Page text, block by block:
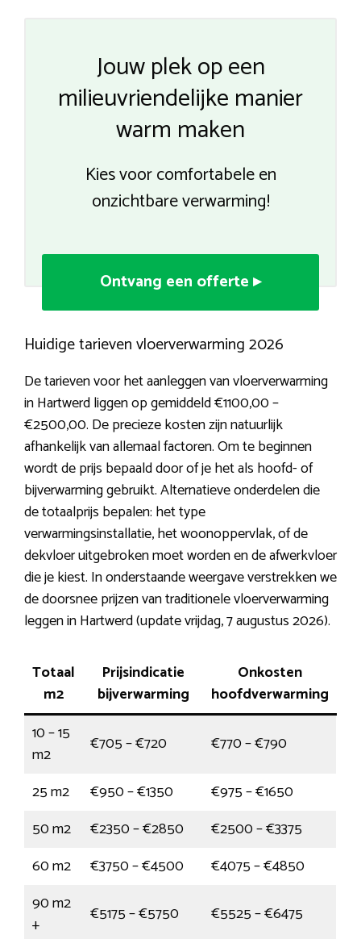
Jouw plek op een
milieuvriendelijke manier
warm maken
Kies voor comfortabele en
onzichtbare verwarming!
Ontvang een offerte ▸
Huidige tarieven vloerverwarming 2026
De tarieven voor het aanleggen van vloerverwarming
in Hartwerd liggen op gemiddeld €1100,00 –
€2500,00. De precieze kosten zijn natuurlijk
afhankelijk van allemaal factoren. Om te beginnen
wordt de prijs bepaald door of je het als hoofd- of
bijverwarming gebruikt. Alternatieve onderdelen die
de totaalprijs bepalen: het type
verwarmingsinstallatie, het woonoppervlak, of de
dekvloer uitgebroken moet worden en de afwerkvloer
die je kiest. In onderstaande weergave verstrekken we
de doorsnee prijzen van traditionele vloerverwarming
leggen in Hartwerd (update vrijdag, 7 augustus 2026).
Totaal
m2
Prijsindicatie
bijverwarming
Onkosten
hoofdverwarming
10 – 15
m2
€705 – €720
€770 – €790
25 m2
€950 – €1350
€975 – €1650
50 m2
€2350 – €2850
€2500 – €3375
60 m2
€3750 – €4500
€4075 – €4850
90 m2
+
€5175 – €5750 €5525 – €6475